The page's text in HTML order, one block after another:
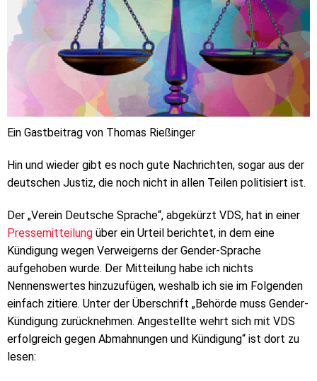
Ein Gastbeitrag von Thomas Rießinger
Hin und wieder gibt es noch gute Nachrichten, sogar aus der
deutschen Justiz, die noch nicht in allen Teilen politisiert ist.
Der „Verein Deutsche Sprache“, abgekürzt VDS, hat in einer
Pressemitteilung über ein Urteil berichtet, in dem eine
Kündigung wegen Verweigerns der Gender-Sprache
aufgehoben wurde. Der Mitteilung habe ich nichts
Nennenswertes hinzuzufügen, weshalb ich sie im Folgenden
einfach zitiere. Unter der Überschrift „Behörde muss Gender-
Kündigung zurücknehmen. Angestellte wehrt sich mit VDS
erfolgreich gegen Abmahnungen und Kündigung“ ist dort zu
lesen: